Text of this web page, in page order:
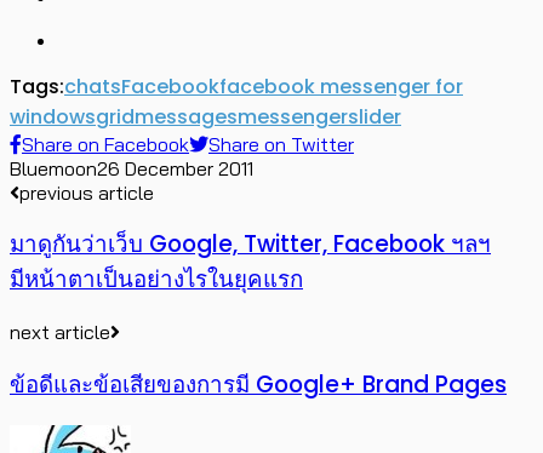
Tags:chatsFacebookfacebook messenger for
windowsgridmessagesmessengerslider
Share on Facebook
Share on Twitter
Bluemoon26 December 2011
previous article
มาดูกันว่าเว็บ Google, Twitter, Facebook ฯลฯ
มีหน้าตาเป็นอย่างไรในยุคแรก
next article
ข้อดีและข้อเสียของการมี Google+ Brand Pages